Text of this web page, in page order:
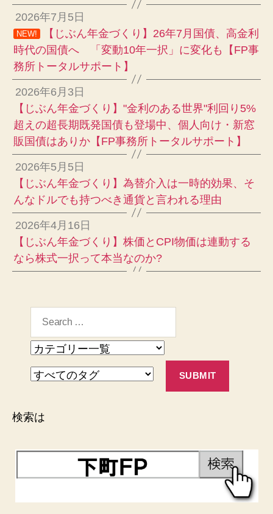
2026年7月5日
NEW!
【じぶん年金づくり】26年7月国債、高金利
時代の国債へ 「変動10年一択」に変化も【FP事
務所トータルサポート】
2026年6月3日
【じぶん年金づくり】"金利のある世界"利回り5%
超えの超長期既発国債も登場中、個人向け・新窓
販国債はありか【FP事務所トータルサポート】
2026年5月5日
【じぶん年金づくり】為替介入は一時的効果、そ
んなドルでも持つべき通貨と言われる理由
2026年4月16日
【じぶん年金づくり】株価とCPI物価は連動する
なら株式一択って本当なのか?
検索は